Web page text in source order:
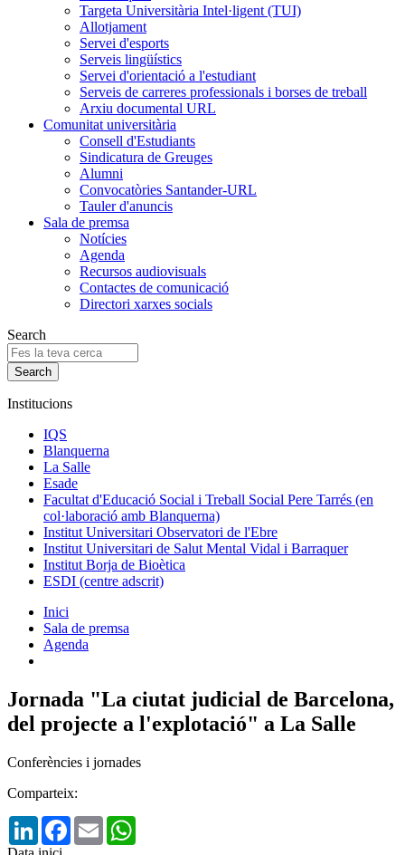
Targeta Universitària Intel·ligent (TUI)
Allotjament
Servei d'esports
Serveis lingüístics
Servei d'orientació a l'estudiant
Serveis de carreres professionals i borses de treball
Arxiu documental URL
Comunitat universitària
Consell d'Estudiants
Sindicatura de Greuges
Alumni
Convocatòries Santander-URL
Tauler d'anuncis
Sala de premsa
Notícies
Agenda
Recursos audiovisuals
Contactes de comunicació
Directori xarxes socials
Search
Institucions
IQS
Blanquerna
La Salle
Esade
Facultat d'Educació Social i Treball Social Pere Tarrés (en
col·laboració amb Blanquerna)
Institut Universitari Observatori de l'Ebre
Institut Universitari de Salut Mental Vidal i Barraquer
Institut Borja de Bioètica
ESDI (centre adscrit)
Inici
Sala de premsa
Agenda
Jornada "La ciutat judicial de Barcelona,
del projecte a l'explotació" a La Salle
Conferències i jornades
Comparteix:
LinkedInFacebook
Email